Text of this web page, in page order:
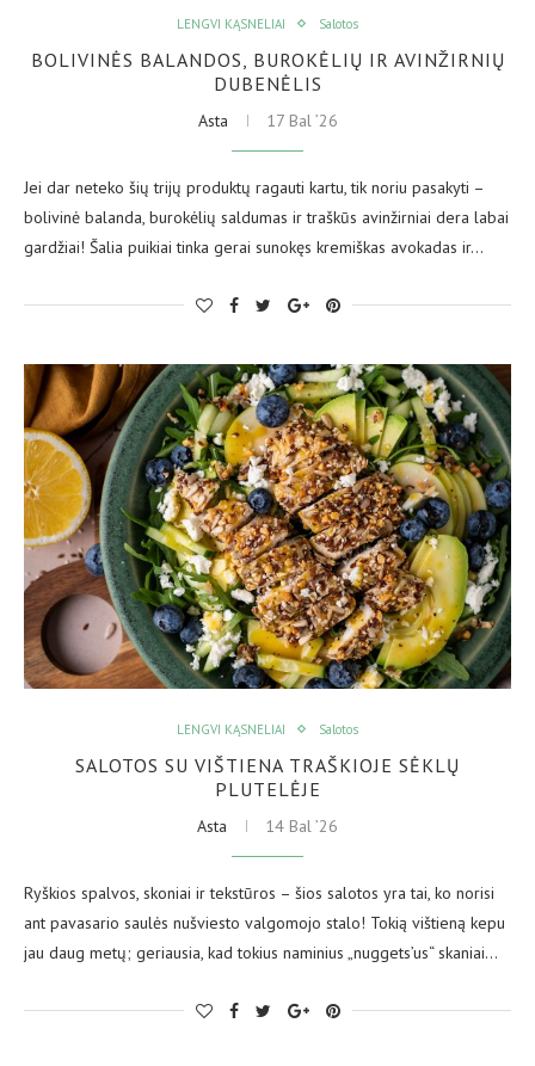
LENGVI KĄSNELIAI Salotos
BOLIVINĖS BALANDOS, BUROKĖLIŲ IR AVINŽIRNIŲ
DUBENĖLIS
Asta 17 Bal ’26
Jei dar neteko šių trijų produktų ragauti kartu, tik noriu pasakyti –
bolivinė balanda, burokėlių saldumas ir traškūs avinžirniai dera labai
gardžiai! Šalia puikiai tinka gerai sunokęs kremiškas avokadas ir…
LENGVI KĄSNELIAI Salotos
SALOTOS SU VIŠTIENA TRAŠKIOJE SĖKLŲ
PLUTELĖJE
Asta 14 Bal ’26
Ryškios spalvos, skoniai ir tekstūros – šios salotos yra tai, ko norisi
ant pavasario saulės nušviesto valgomojo stalo! Tokią vištieną kepu
jau daug metų; geriausia, kad tokius naminius „nuggets’us“ skaniai…